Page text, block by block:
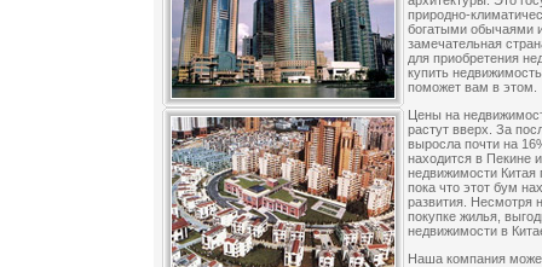
природно-
богатыми обычаями
замечательная
для приобретения
купить
поможет вам в этом.
Цены на
растут вверх. За
выросла почти на
находится в Пекине
недвижимости
пока что этот бум
развития. Несмотря
покупке жилья,
недвижимости в
Наша компания